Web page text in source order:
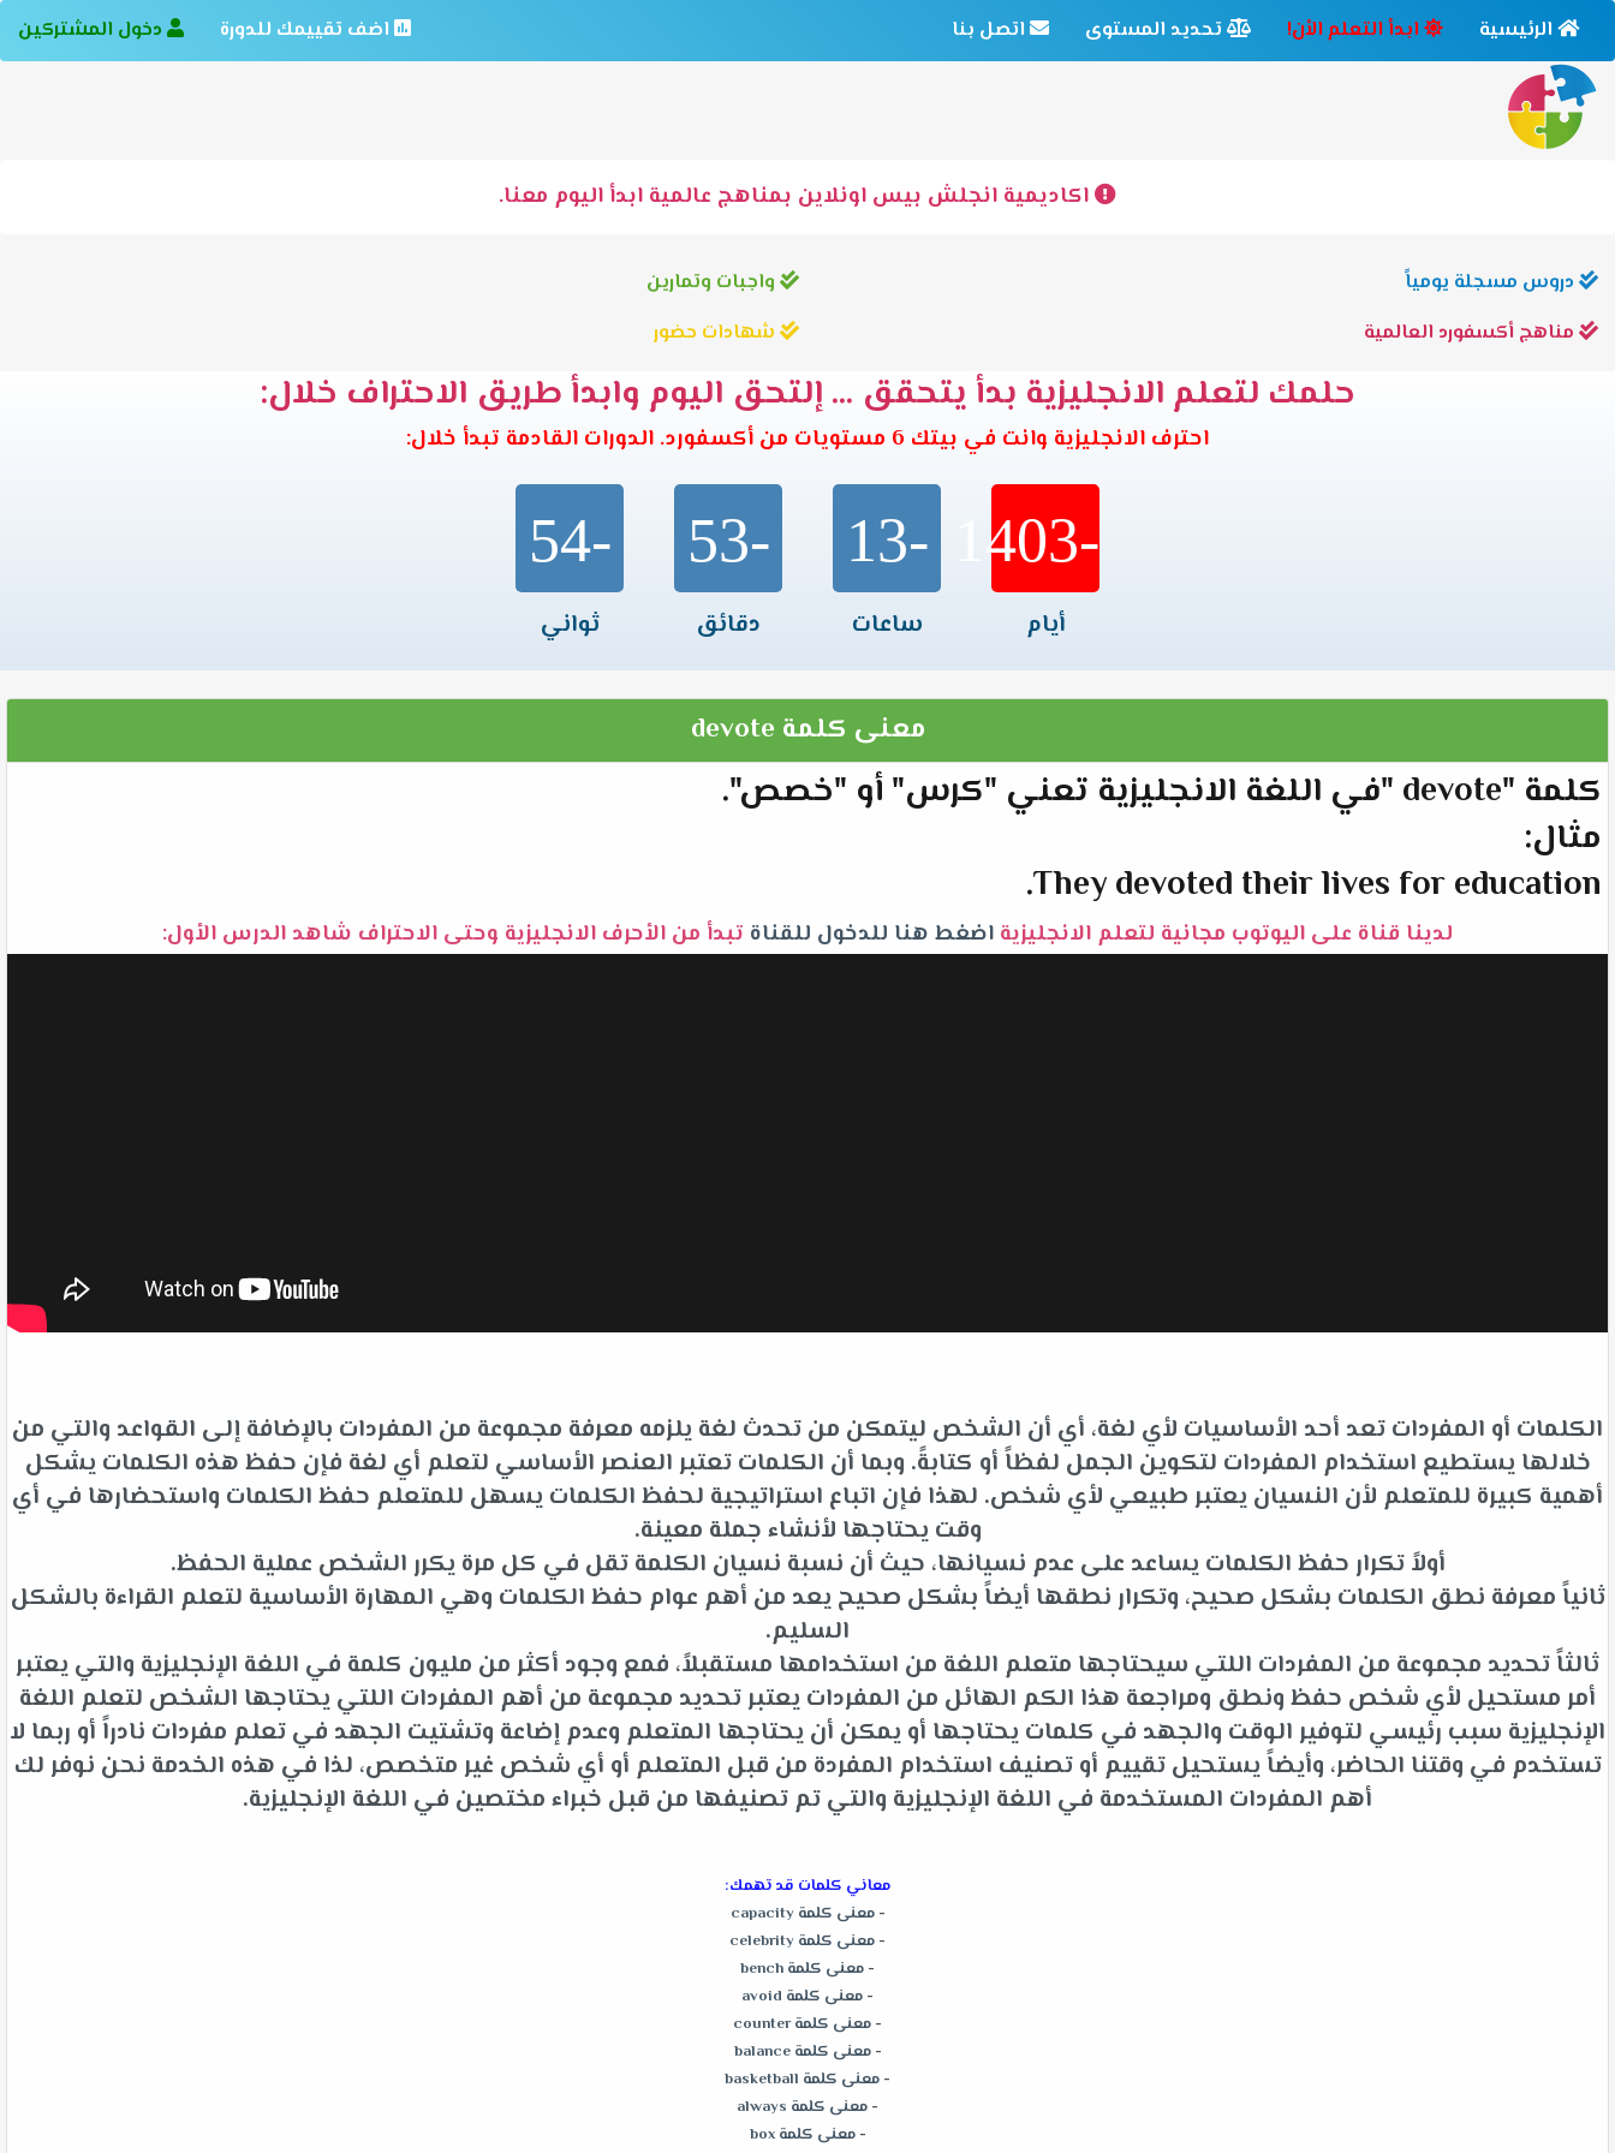
الرئيسية ابدأ التعلم الأن! تحديد المستوى اتصل بنا اضف تقييمك للدورة دخول المشتركين
اكاديمية انجلش بيس اونلاين بمناهج عالمية ابدأ اليوم معنا.
دروس مسجلة يومياً
واجبات وتمارين
مناهج أكسفورد العالمية
شهادات حضور
حلمك لتعلم الانجليزية بدأ يتحقق ... إلتحق اليوم وابدأ طريق الاحتراف خلال:
احترف الانجليزية وانت في بيتك 6 مستويات من أكسفورد. الدورات القادمة تبدأ خلال:
-1403
أيام
-13
ساعات
-53
دقائق
-54
ثواني
معنى كلمة devote
كلمة "devote "في اللغة الانجليزية تعني "كرس" أو "خصص".
مثال:
They devoted their lives for education.
لدينا قناة على اليوتوب مجانية لتعلم الانجليزيةاضغط هنا للدخول للقناة تبدأ من الأحرف الانجليزية وحتى الاحتراف شاهد الدرس الأول:
الكلمات أو المفردات تعد أحد الأساسيات لأي لغة، أي أن الشخص ليتمكن من تحدث لغة يلزمه معرفة مجموعة من المفردات بالإضافة إلى القواعد والتي من
خلالها يستطيع استخدام المفردات لتكوين الجمل لفظاً أو كتابةً. وبما أن الكلمات تعتبر العنصر الأساسي لتعلم أي لغة فإن حفظ هذه الكلمات يشكل
أهمية كبيرة للمتعلم لأن النسيان يعتبر طبيعي لأي شخص. لهذا فإن اتباع استراتيجية لحفظ الكلمات يسهل للمتعلم حفظ الكلمات واستحضارها في أي
وقت يحتاجها لأنشاء جملة معينة.
أولاً تكرار حفظ الكلمات يساعد على عدم نسيانها، حيث أن نسبة نسيان الكلمة تقل في كل مرة يكرر الشخص عملية الحفظ.
ثانياً معرفة نطق الكلمات بشكل صحيح، وتكرار نطقها أيضاً بشكل صحيح يعد من أهم عوام حفظ الكلمات وهي المهارة الأساسية لتعلم القراءة بالشكل
السليم.
ثالثاً تحديد مجموعة من المفردات اللتي سيحتاجها متعلم اللغة من استخدامها مستقبلاً، فمع وجود أكثر من مليون كلمة في اللغة الإنجليزية والتي يعتبر
أمر مستحيل لأي شخص حفظ ونطق ومراجعة هذا الكم الهائل من المفردات يعتبر تحديد مجموعة من أهم المفردات اللتي يحتاجها الشخص لتعلم اللغة
الإنجليزية سبب رئيسي لتوفير الوقت والجهد في كلمات يحتاجها أو يمكن أن يحتاجها المتعلم وعدم إضاعة وتشتيت الجهد في تعلم مفردات نادراً أو ربما لا
تستخدم في وقتنا الحاضر، وأيضاً يستحيل تقييم أو تصنيف استخدام المفردة من قبل المتعلم أو أي شخص غير متخصص، لذا في هذه الخدمة نحن نوفر لك
أهم المفردات المستخدمة في اللغة الإنجليزية والتي تم تصنيفها من قبل خبراء مختصين في اللغة الإنجليزية.
معاني كلمات قد تهمك:
-معنى كلمة capacity
- معنى كلمة celebrity
- معنى كلمة bench
- معنى كلمة avoid
- معنى كلمة counter
-معنى كلمة balance
- معنى كلمة basketball
- معنى كلمة always
-معنى كلمة box